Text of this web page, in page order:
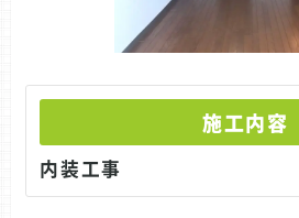
施工内容
内装工事